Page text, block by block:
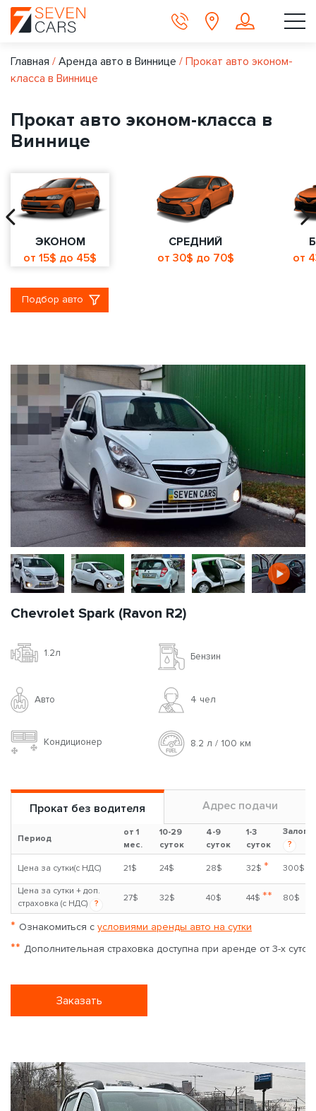
Главная / Аренда авто в Виннице / Прокат авто эконом-
класса в Виннице
Прокат авто эконом-класса в
Виннице
ЭКОНОМ
от 15$ до 45$
СРЕДНИЙ
от 30$ до 70$
от
Подбор авто
Chevrolet Spark (Ravon R2)
1.2л Бензин
Авто 4 чел
Кондиционер 8.2 л / 100 км
Прокат без водителя Адрес подачи
Период
от 1
мес.
10-29
суток
4-9
суток
1-3
суток
Залог
?
Цена за сутки(с НДС) 21$ 24$ 28$ 32$ * 300$
Цена за сутки + доп.
страховка (с НДС)
?
27$ 32$ 40$ 44$ ** 80$
* Ознакомиться с условиями аренды авто на сутки
** Дополнительная страховка доступна при аренде от 3-х суток
Заказать